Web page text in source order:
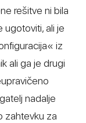
rešitve ni bila
ugotoviti, ali je
iz
ali ga je drugi
nadalje
zahtevku za